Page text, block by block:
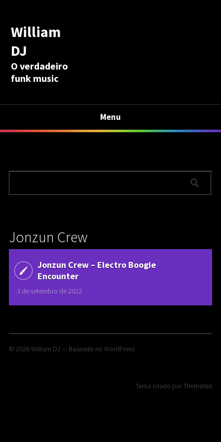
William
DJ
O verdadeiro
funk music
Menu
Jonzun Crew
Jonzun Crew ‎– Electro Boogie
Encounter
3 de setembro de 2022
© 2026William DJ — Baseado no WordPress
Tema criado porThemeIsle